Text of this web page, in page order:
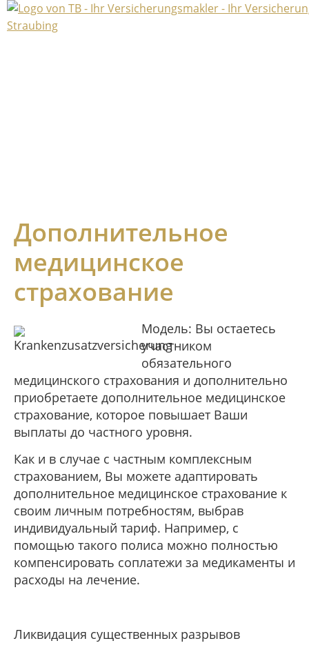
Дополнительное
медицинское
страхование
Модель: Вы остаетесь
участником
обязательного
медицинского страхования и дополнительно
приобретаете дополнительное медицинское
страхование, которое повышает Ваши
выплаты до частного уровня.
Как и в случае с частным комплексным
страхованием, Вы можете адаптировать
дополнительное медицинское страхование к
своим личным потребностям, выбрав
индивидуальный тариф. Например, с
помощью такого полиса можно полностью
компенсировать соплатежи за медикаменты и
расходы на лечение.
Ликвидация существенных разрывов